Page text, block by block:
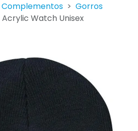
Complementos
Gorros
Watch Unisex